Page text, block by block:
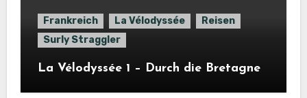
Frankreich La Vélodyssée
Reisen
Surly Straggler
La Vélodyssée 1 – Durch die Bretagne